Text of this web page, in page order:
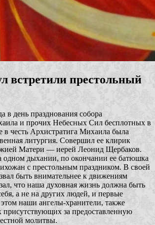
встретили престольный
в день празднования собора
и прочих Небесных Сил бесплотных в
в честь Архистратига Михаила была
литургия. Совершил ее клирик
Матери — иерей Леонид Щербаков.
дыхании, по окончании ее батюшка
с престольным праздником. В своей
быть внимательнее к движениям
что наша духовная жизнь должна быть
а не на других людей, и первые
наши ангелы-хранители, также
присутствующих за предоставленную
молитвы.